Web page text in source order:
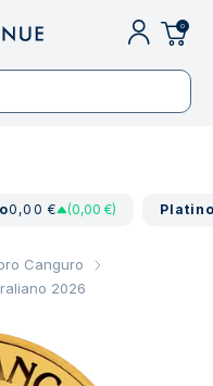
0
0,00 € (0,00 €)
Canguro
2026